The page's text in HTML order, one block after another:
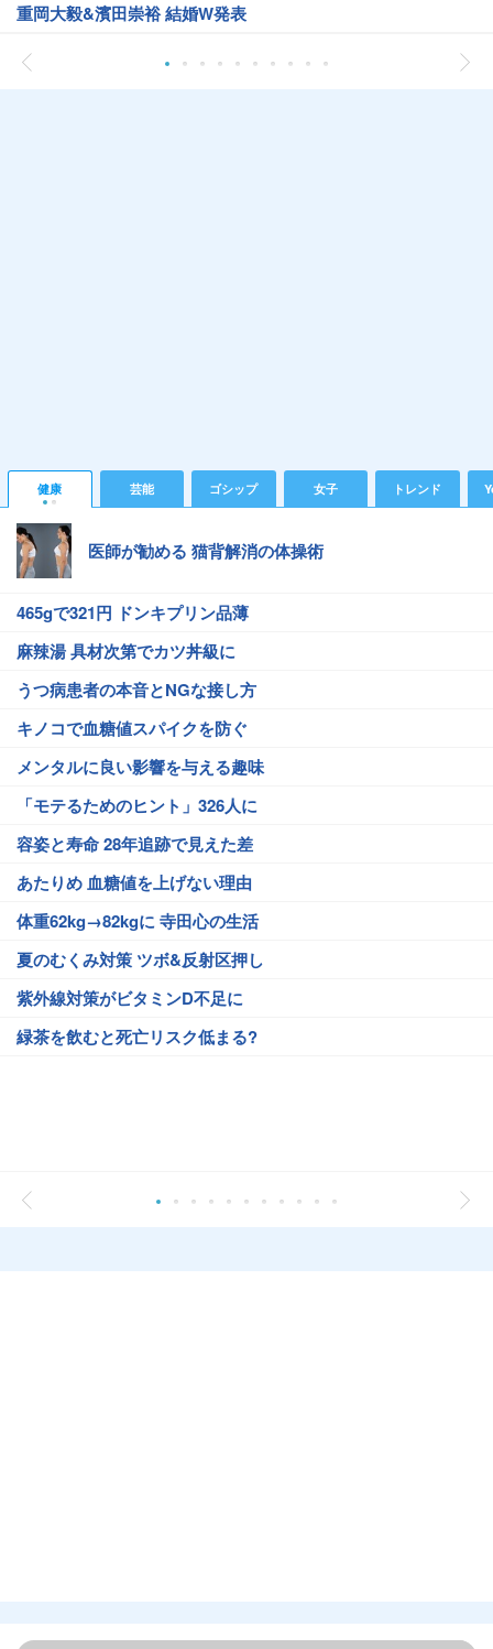
重岡大毅&濱田崇裕 結婚W発表
健康 芸能 ゴシップ 女子 トレンド
医師が勧める 猫背解消の体操術
465gで321円 ドンキプリン品薄
麻辣湯 具材次第でカツ丼級に
うつ病患者の本音とNGな接し方
キノコで血糖値スパイクを防ぐ
メンタルに良い影響を与える趣味
「モテるためのヒント」326人に
容姿と寿命 28年追跡で見えた差
あたりめ 血糖値を上げない理由
体重62kg→82kgに 寺田心の生活
夏のむくみ対策 ツボ&反射区押し
紫外線対策がビタミンD不足に
緑茶を飲むと死亡リスク低まる?